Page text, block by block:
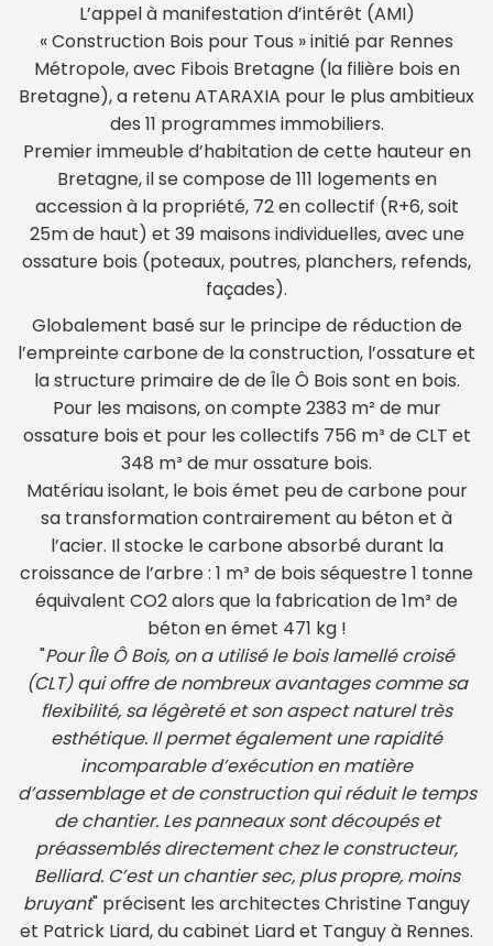
L’appel à manifestation d’intérêt (AMI)
« Construction Bois pour Tous » initié par Rennes
Métropole, avec Fibois Bretagne (la filière bois en
Bretagne), a retenu ATARAXIA pour le plus ambitieux
des 11 programmes immobiliers.
Premier immeuble d’habitation de cette hauteur en
Bretagne, il se compose de 111 logements en
accession à la propriété, 72 en collectif (R+6, soit
25m de haut) et 39 maisons individuelles, avec une
ossature bois (poteaux, poutres, planchers, refends,
façades).
Globalement basé sur le principe de réduction de
l’empreinte carbone de la construction, l’ossature et
la structure primaire de de Île Ô Bois sont en bois.
Pour les maisons, on compte 2383 m² de mur
ossature bois et pour les collectifs 756 m³ de CLT et
348 m³ de mur ossature bois.
Matériau isolant, le bois émet peu de carbone pour
sa transformation contrairement au béton et à
l’acier. Il stocke le carbone absorbé durant la
croissance de l’arbre : 1 m³ de bois séquestre 1 tonne
équivalent CO2 alors que la fabrication de 1m³ de
béton en émet 471 kg !
"Pour Île Ô Bois, on a utilisé le bois lamellé croisé
(CLT) qui offre de nombreux avantages comme sa
flexibilité, sa légèreté et son aspect naturel très
esthétique. Il permet également une rapidité
incomparable d’exécution en matière
d’assemblage et de construction qui réduit le temps
de chantier. Les panneaux sont découpés et
préassemblés directement chez le constructeur,
Belliard. C’est un chantier sec, plus propre, moins
bruyant" précisent les architectes Christine Tanguy
et Patrick Liard, du cabinet Liard et Tanguy à Rennes.